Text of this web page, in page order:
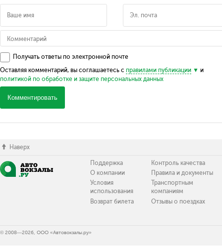
Получать ответы по электронной почте
Оставляя комментарий, вы соглашаетесь с правилами публикации
и
политикой по обработке и защите персональных данных
Комментировать
Наверх
Поддержка
О компании
Условия
использования
Возврат билета
Контроль качества
Правила и документы
Транспортным
компаниям
Отзывы о поездках
© 2008—2026, ООО «Автовокзалы.ру»